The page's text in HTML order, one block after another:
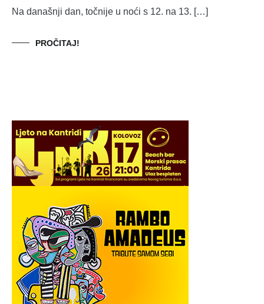
Na današnji dan, točnije u noći s 12. na 13. […]
PROČITAJ!